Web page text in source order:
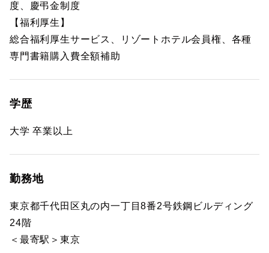
度、慶弔金制度
【福利厚生】
総合福利厚生サービス、リゾートホテル会員権、各種
専門書籍購入費全額補助
学歴
大学 卒業以上
勤務地
東京都千代田区丸の内一丁目8番2号鉄鋼ビルディング
24階
＜最寄駅＞東京